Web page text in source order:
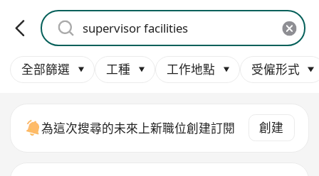
全部篩選 工種 工作地點 受僱形式
為這次搜尋的未來上新職位創建訂閱 創建